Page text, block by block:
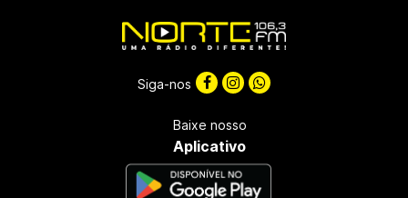
Siga-nos
Baixe nosso
Aplicativo